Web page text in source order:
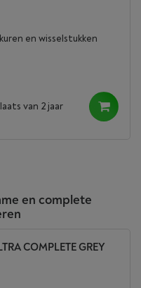
en wisselstukken
van 2 jaar
en complete
COMPLETE GREY